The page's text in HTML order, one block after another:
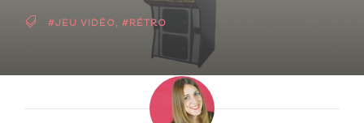
#JEU VIDÉO, #RÉTRO